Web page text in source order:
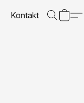
Kontakt